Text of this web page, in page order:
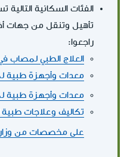
الفئات السكانية
تأهيل وتنقل من جهات
راجعوا:
العلاج الطبي لمصاب
معدات وأجهزة طبية
معدات وأجهزة طبية
تكاليف وعلاجات
على مخصصات من